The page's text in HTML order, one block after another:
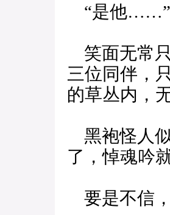
“是他……”
笑面无常
三位同伴，
的草丛内，
黑袍怪人
了，悼魂吟
要是不信